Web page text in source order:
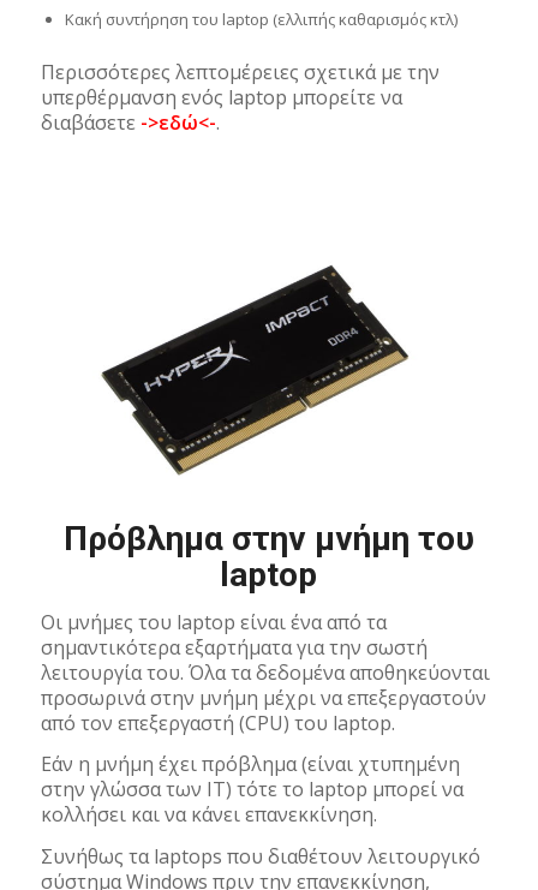
Κακή συντήρηση του laptop (ελλιπής καθαρισμός κτλ)
Περισσότερες λεπτομέρειες σχετικά με την
υπερθέρμανση ενός laptop μπορείτε να
διαβάσετε ->εδώ<-.
Πρόβλημα στην μνήμη του
laptop
Οι μνήμες του laptop είναι ένα από τα
σημαντικότερα εξαρτήματα για την σωστή
λειτουργία του. Όλα τα δεδομένα αποθηκεύονται
προσωρινά στην μνήμη μέχρι να επεξεργαστούν
από τον επεξεργαστή (CPU) του laptop.
Εάν η μνήμη έχει πρόβλημα (είναι χτυπημένη
στην γλώσσα των IT) τότε το laptop μπορεί να
κολλήσει και να κάνει επανεκκίνηση.
Συνήθως τα laptops που διαθέτουν λειτουργικό
σύστημα Windows πριν την επανεκκίνηση,